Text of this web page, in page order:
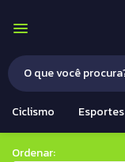
Ciclismo
Ordenar: